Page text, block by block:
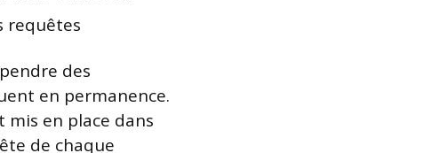
requêtes
des
en permanence.
en place dans
de chaque